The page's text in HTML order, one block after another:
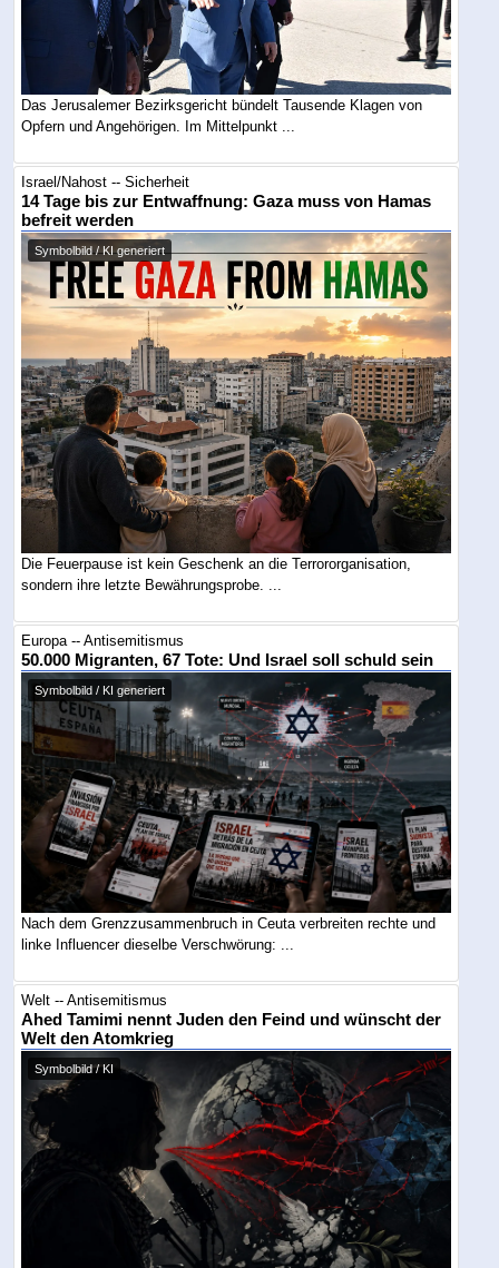
Das Jerusalemer Bezirksgericht bündelt Tausende Klagen von
Opfern und Angehörigen. Im Mittelpunkt ...
Israel/Nahost -- Sicherheit
14 Tage bis zur Entwaffnung: Gaza muss von Hamas
befreit werden
Symbolbild / KI generiert
Die Feuerpause ist kein Geschenk an die Terrororganisation,
sondern ihre letzte Bewährungsprobe. ...
Europa -- Antisemitismus
50.000 Migranten, 67 Tote: Und Israel soll schuld sein
Symbolbild / KI generiert
Nach dem Grenzzusammenbruch in Ceuta verbreiten rechte und
linke Influencer dieselbe Verschwörung: ...
Welt -- Antisemitismus
Ahed Tamimi nennt Juden den Feind und wünscht der
Welt den Atomkrieg
Symbolbild / KI